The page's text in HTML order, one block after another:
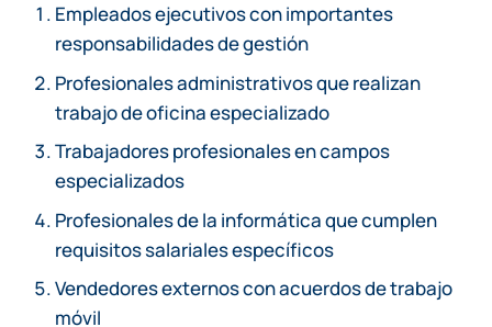
Empleados ejecutivos con importantes
responsabilidades de gestión
Profesionales administrativos que realizan
trabajo de oficina especializado
Trabajadores profesionales en campos
especializados
Profesionales de la informática que cumplen
requisitos salariales específicos
Vendedores externos con acuerdos de trabajo
móvil